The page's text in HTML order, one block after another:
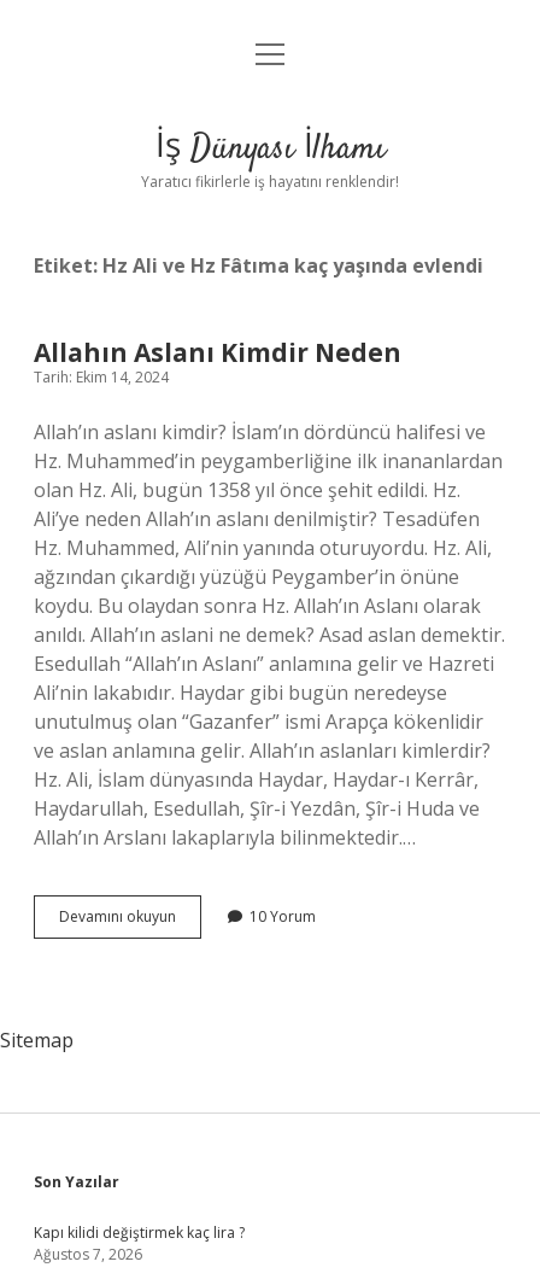
Anasayfa
Yasal Uyarı
menüyü
İş Dünyası İlhamı
Yaratıcı fikirlerle iş hayatını renklendir!
Etiket: Hz Ali ve Hz Fâtıma kaç yaşında evlendi
Allahın Aslanı Kimdir Neden
Tarih: Ekim 14, 2024
Allah’ın aslanı kimdir? İslam’ın dördüncü halifesi ve
Hz. Muhammed’in peygamberliğine ilk inananlardan
olan Hz. Ali, bugün 1358 yıl önce şehit edildi. Hz.
Ali’ye neden Allah’ın aslanı denilmiştir? Tesadüfen
Hz. Muhammed, Ali’nin yanında oturuyordu. Hz. Ali,
ağzından çıkardığı yüzüğü Peygamber’in önüne
koydu. Bu olaydan sonra Hz. Allah’ın Aslanı olarak
anıldı. Allah’ın aslani ne demek? Asad aslan demektir.
Esedullah “Allah’ın Aslanı” anlamına gelir ve Hazreti
Ali’nin lakabıdır. Haydar gibi bugün neredeyse
unutulmuş olan “Gazanfer” ismi Arapça kökenlidir
ve aslan anlamına gelir. Allah’ın aslanları kimlerdir?
Hz. Ali, İslam dünyasında Haydar, Haydar-ı Kerrâr,
Haydarullah, Esedullah, Şîr-i Yezdân, Şîr-i Huda ve
Allah’ın Arslanı lakaplarıyla bilinmektedir.…
Devamını okuyun
Aslanı
10 Yorum
Sitemap
Sidebar
Son Yazılar
Kapı kilidi değiştirmek kaç lira ?
Ağustos 7, 2026